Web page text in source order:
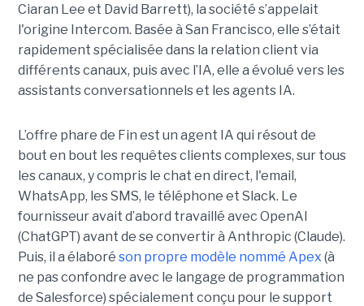
Ciaran Lee et David Barrett), la société s’appelait
l'origine Intercom. Basée à San Francisco, elle s’était
rapidement spécialisée dans la relation client via
différents canaux, puis avec l’IA, elle a évolué vers les
assistants conversationnels et les agents IA.
L’offre phare de Fin est un agent IA qui résout de
bout en bout les requêtes clients complexes, sur tous
les canaux, y compris le chat en direct, l'email,
WhatsApp, les SMS, le téléphone et Slack. Le
fournisseur avait d’abord travaillé avec OpenAI
(ChatGPT) avant de se convertir à Anthropic (Claude).
Puis, il a élaboré son propre modèle nommé Apex (à
ne pas confondre avec le langage de programmation
de Salesforce) spécialement conçu pour le support